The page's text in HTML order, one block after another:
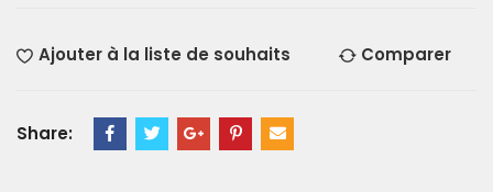
Ajouter à la liste de souhaits Comparer
Share: